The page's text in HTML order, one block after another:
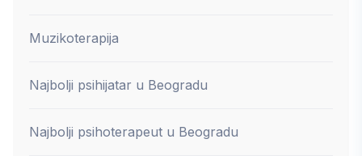
Muzikoterapija
Najbolji psihijatar u Beogradu
Najbolji psihoterapeut u Beogradu